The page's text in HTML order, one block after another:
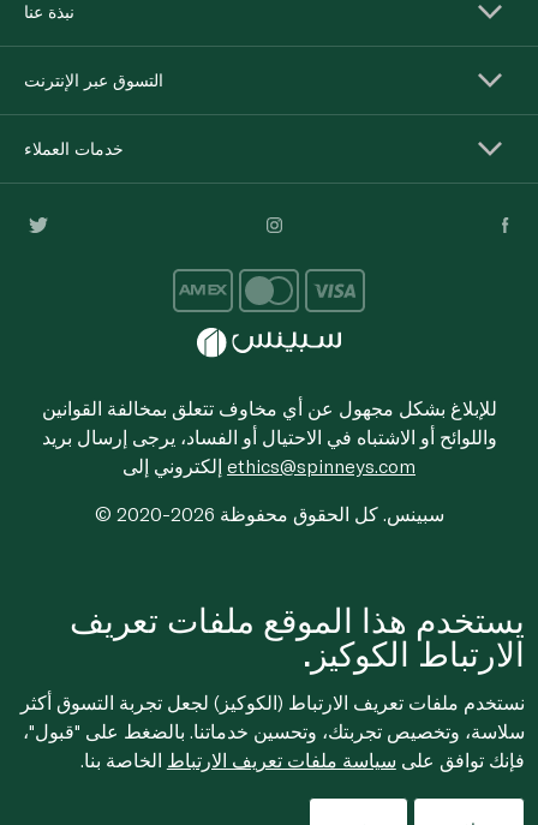
نبذة عنا
التسوق عبر الإنترنت
خدمات العملاء
للإبلاغ بشكل مجهول عن أي مخاوف تتعلق بمخالفة القوانين
واللوائح أو الاشتباه في الاحتيال أو الفساد، يرجى إرسال بريد
ethics@spinneys.com
© 2020-2026 سبينس. كل الحقوق محفوظة
يستخدم هذا الموقع ملفات تعريف
الارتباط الكوكيز.
نستخدم ملفات تعريف الارتباط (الكوكيز) لجعل تجربة التسوق أكثر
سلاسة، وتخصيص تجربتك، وتحسين خدماتنا. بالضغط على "قبول"،
فإنك توافق على سياسة ملفات تعريف الارتباط الخاصة بنا.